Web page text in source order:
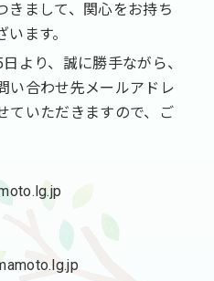
きまして、関心をお持ち
ます。
より、誠に勝手ながら、
い合わせ先メールアドレ
ていただきますので、ご